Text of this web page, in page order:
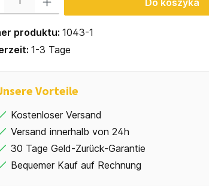
produktu: 1043-1
1-3 Tage
Vorteile
Kostenloser Versand
Versand innerhalb von 24h
30 Tage Geld-Zurück-Garantie
Bequemer Kauf auf Rechnung